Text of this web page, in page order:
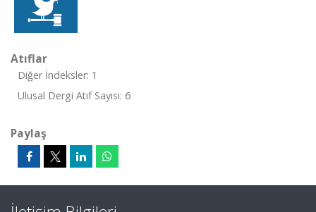
Atıflar
Diğer İndeksler: 1
Ulusal Dergi Atıf Sayısı: 6
Paylaş